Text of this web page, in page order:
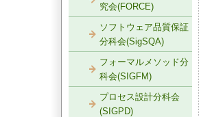
究会(FORCE)
ソフトウェア品質保証
分科会(SigSQA)
フォーマルメソッド分
科会(SIGFM)
プロセス設計分科会
(SIGPD)